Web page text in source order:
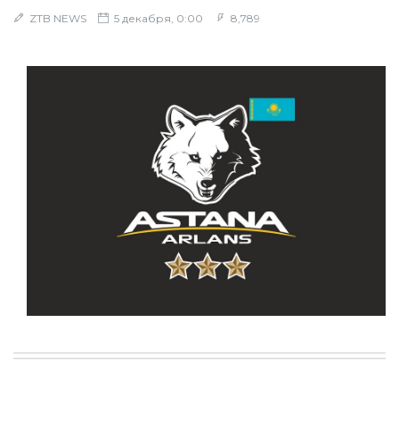
ZTB NEWS 5 декабря, 0:00 8,789